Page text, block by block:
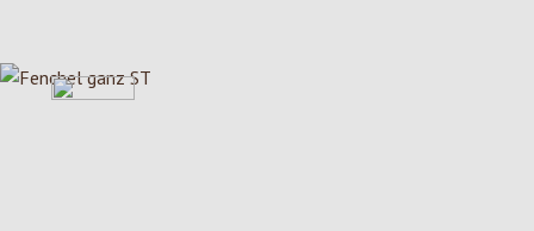
Bildergalerie überspringen